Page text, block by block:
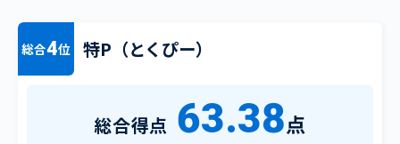
総合4位 特P（とくぴー）
総合得点 63.38点